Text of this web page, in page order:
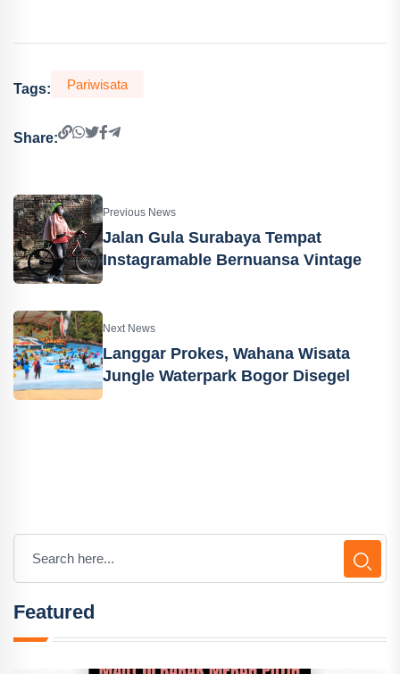
Tags: Pariwisata
Share:
Previous News
Jalan Gula Surabaya Tempat
Instagramable Bernuansa Vintage
Next News
Langgar Prokes, Wahana Wisata
Jungle Waterpark Bogor Disegel
Featured